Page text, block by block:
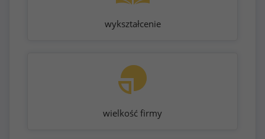
wykształcenie
wielkość firmy